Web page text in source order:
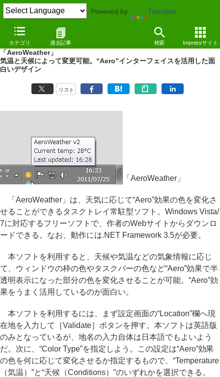
Powered by Translate
カテゴリ 過去記事 検索 Impressサイト
REVIEW
（11/07/26）
天気に応じてウィンドウやタスクバーの色を自動的に変化させる
「AeroWeather」
気温と天候によって変更可能。“Aero”インターフェイスを活用した面
白いデザイン
リスト
「AeroWeather」
「AeroWeather」は、天気に応じて“Aero”効果の色を変化さ
せることができるタスクトレイ常駐型ソフト。Windows Vista/
7に対応するフリーソフトで、作者のWebサイトからダウンロ
ードできる。なお、動作には.NET Framework 3.5が必要。
本ソフトを利用すると、天候や気温などの気象情報に応じ
て、ウィンドウの枠の色やタスクバーの色など“Aero”効果で半
透明表示になった部分の色を変化させることが可能。“Aero”効
果をうまく活用しているのが面白い。
本ソフトを利用するには、まず設定画面の“Location”欄へ現
在地を入力して［Validate］ボタンを押す。本ソフトは英語版
のみとなっているが、地名の入力自体は日本語でもよいよう
だ。次に、“Color Type”を指定しよう。この設定は“Aero”効果
の色を何に応じて変化させるか指定するもので、“Temperature
（気温）”と“天候（Conditions）”のいずれかを選択できる。